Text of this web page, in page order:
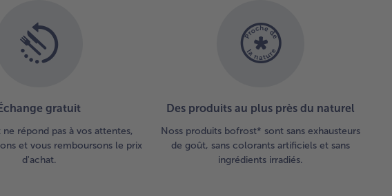
Échange gratuit
ne répond pas à vos attentes,
et vous remboursons le prix
d'achat.
Des produits au plus près du naturel
Noss produits bofrost* sont sans exhausteurs
de goût, sans colorants artificiels et sans
ingrédients irradiés.